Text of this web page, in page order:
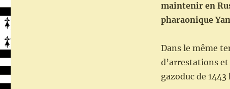
maintenir en
pharaonique
Dans le même
d’arrestations et
gazoduc de 1443